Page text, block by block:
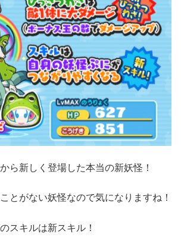
ら新しく登場した本当の新妖怪！
とがない妖怪なので気になりますね！
スキルは新スキル！